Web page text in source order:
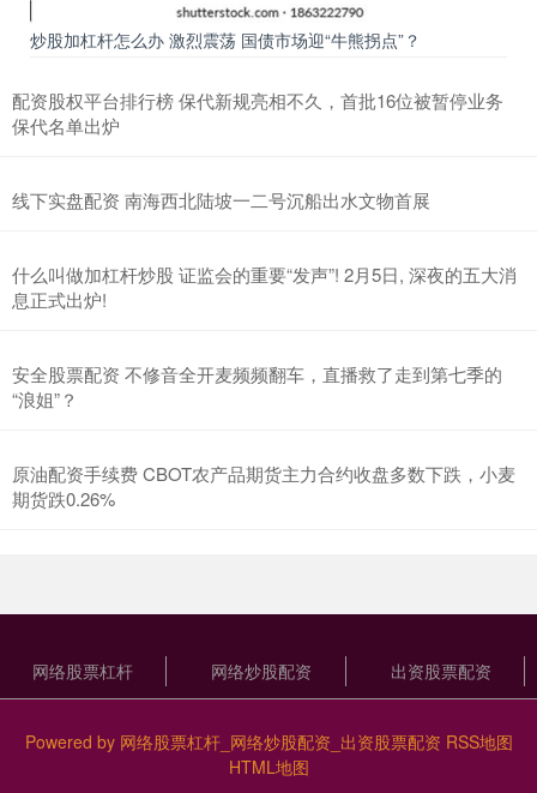
炒股加杠杆怎么办 激烈震荡 国债市场迎“牛熊拐点”？
配资股权平台排行榜 保代新规亮相不久，首批16位被暂停业务
保代名单出炉
线下实盘配资 南海西北陆坡一二号沉船出水文物首展
什么叫做加杠杆炒股 证监会的重要“发声”! 2月5日, 深夜的五大消
息正式出炉!
安全股票配资 不修音全开麦频频翻车，直播救了走到第七季的
“浪姐”？
原油配资手续费 CBOT农产品期货主力合约收盘多数下跌，小麦
期货跌0.26%
网络股票杠杆 网络炒股配资 出资股票配资
Powered by 网络股票杠杆_网络炒股配资_出资股票配资 RSS地图
HTML地图